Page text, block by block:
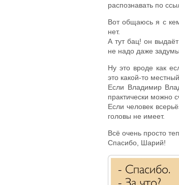
распознавать по
Вот общаюсь я с
нет.
А тут бац! он
не надо даже
Ну это вроде как
это какой-то
Если Владимир
практически можно
Если человек
головы не имеет.
Всё очень просто
Спасибо, Шарий!